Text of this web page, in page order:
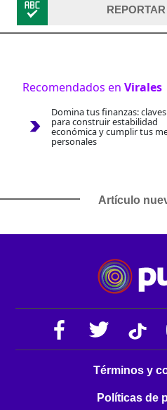
Recomendados en Virales
Domina tus finanzas: claves
para construir estabilidad
económica y cumplir tus
personales
Artículo
Términos y
Políticas de